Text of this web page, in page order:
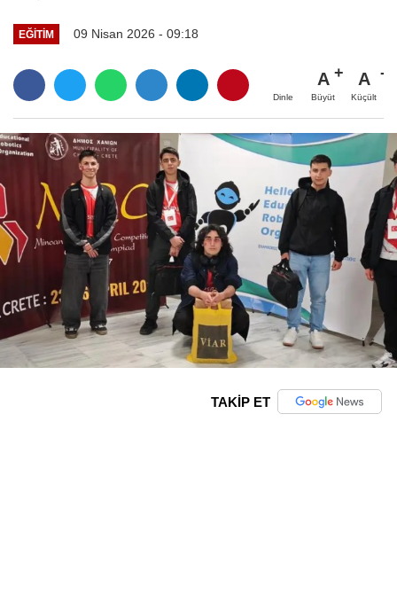
EĞITIM 09 Nisan 2026 - 09:18
Dinle
A
Büyüt
A
Küçült
TAKİP ET